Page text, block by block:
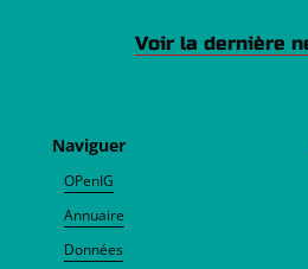
Naviguer
OPenIG
Annuaire
Données
Voir la dernière